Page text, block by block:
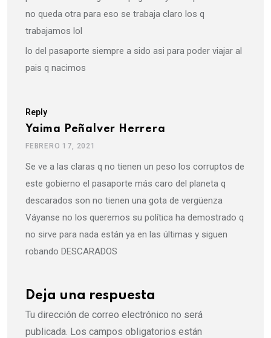
no queda otra para eso se trabaja claro los q
trabajamos lol
lo del pasaporte siempre a sido asi para poder viajar al
pais q nacimos
Reply
Yaima Peñalver Herrera
FEBRERO 17, 2021
Se ve a las claras q no tienen un peso los corruptos de
este gobierno el pasaporte más caro del planeta q
descarados son no tienen una gota de vergüenza
Váyanse no los queremos su política ha demostrado q
no sirve para nada están ya en las últimas y siguen
robando DESCARADOS
Deja una respuesta
Tu dirección de correo electrónico no será
publicada. Los campos obligatorios están